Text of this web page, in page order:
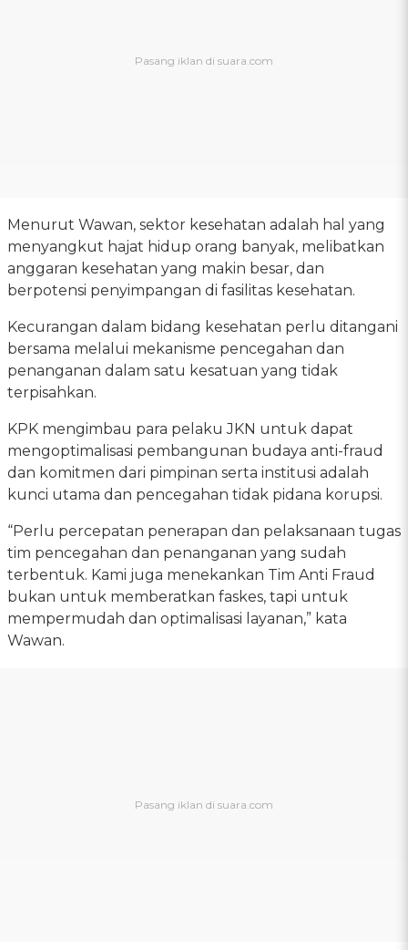
Menurut Wawan, sektor kesehatan adalah hal yang
menyangkut hajat hidup orang banyak, melibatkan
anggaran kesehatan yang makin besar, dan
berpotensi penyimpangan di fasilitas kesehatan.
Kecurangan dalam bidang kesehatan perlu ditangani
bersama melalui mekanisme pencegahan dan
penanganan dalam satu kesatuan yang tidak
terpisahkan.
KPK mengimbau para pelaku JKN untuk dapat
mengoptimalisasi pembangunan budaya anti-fraud
dan komitmen dari pimpinan serta institusi adalah
kunci utama dan pencegahan tidak pidana korupsi.
“Perlu percepatan penerapan dan pelaksanaan tugas
tim pencegahan dan penanganan yang sudah
terbentuk. Kami juga menekankan Tim Anti Fraud
bukan untuk memberatkan faskes, tapi untuk
mempermudah dan optimalisasi layanan,” kata
Wawan.